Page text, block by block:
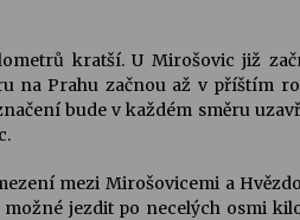
Vysočinka
17. 7. 2026
Klášteře Želiv
3. 7. 2026
kratší. U Mirošovic již
na Prahu začnou až v příštím
bude v každém směru
mezi Mirošovicemi a
jezdit po necelých osmi